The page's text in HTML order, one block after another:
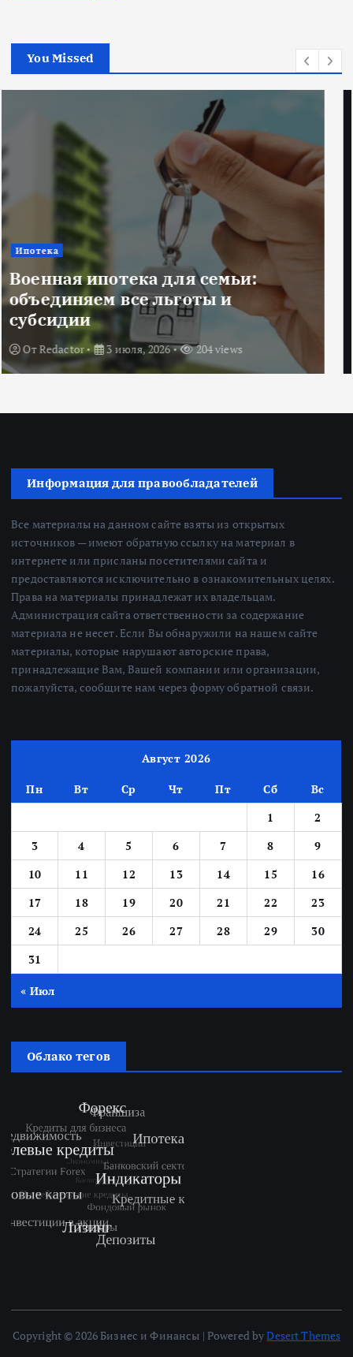
You Missed
Новости
Title: ИИ в финансовом секторе:
оценка рисков и выбор банка
ОтRedactor 18 июня, 2026 224 views
Информация для правообладателей
Все материалы на данном сайте взяты из открытых
источников — имеют обратную ссылку на материал в
интернете или присланы посетителями сайта и
предоставляются исключительно в ознакомительных целях.
Права на материалы принадлежат их владельцам.
Администрация сайта ответственности за содержание
материала не несет. Если Вы обнаружили на нашем сайте
материалы, которые нарушают авторские права,
принадлежащие Вам, Вашей компании или организации,
пожалуйста, сообщите нам через форму обратной связи.
Август 2026
Пн Вт Ср Чт Пт Сб
Вс
1
2
3
4 5 6 7 8
9
10
11 12 13 14 15
16
17
18 19 20 21 22
23
24
25 26 27 28 29
30
31
« Июл
Облако тегов
Copyright © 2026 Бизнес и Финансы | Powered byDesert Themes